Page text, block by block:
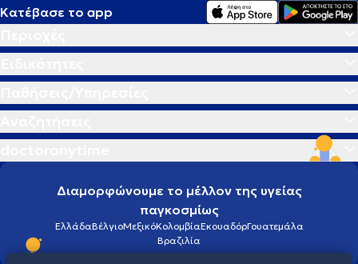
Κατέβασε το app
Διαμορφώνουμε το μέλλον της υγείας
παγκοσμίως
ΕλλάδαΒέλγιοΜεξικόΚολομβίαΕκουαδόρΓουατεμάλα
Βραζιλία